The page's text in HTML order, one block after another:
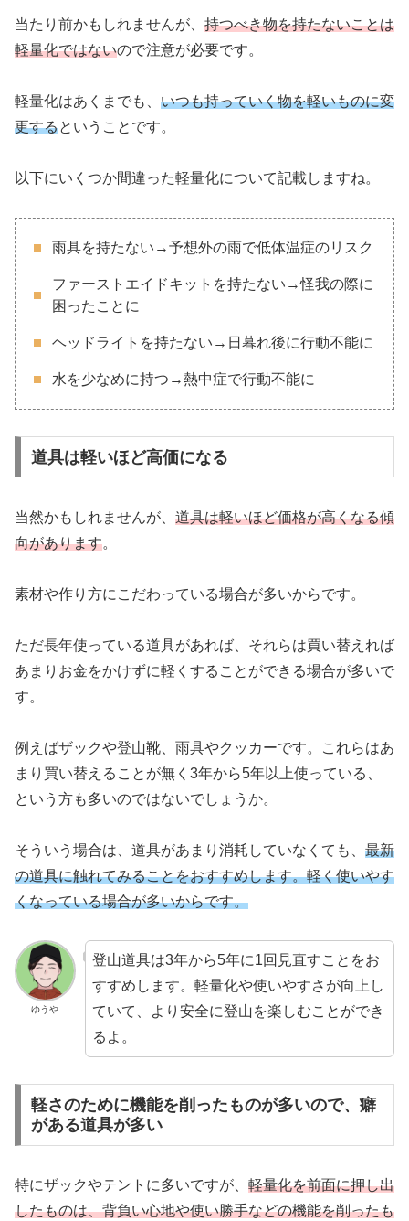
当たり前かもしれませんが、 持つべき物を持たないことは
軽量化ではないので注意が必要です。
軽量化はあくまでも、 いつも持っていく物を軽いものに変
更するということです。
以下にいくつか間違った軽量化について記載しますね。
雨具を持たない→予想外の雨で低体温症のリスク
ファーストエイドキットを持たない→怪我の際に
困ったことに
ヘッドライトを持たない→日暮れ後に行動不能に
水を少なめに持つ→熱中症で行動不能に
道具は軽いほど高価になる
当然かもしれませんが、 道具は軽いほど価格が高くなる傾
向があります。
素材や作り方にこだわっている場合が多いからです。
ただ長年使っている道具があれば、それらは買い替えれば
あまりお金をかけずに軽くすることができる場合が多いで
す。
例えばザックや登山靴、雨具やクッカーです。これらはあ
まり買い替えることが無く3年から5年以上使っている、
という方も多いのではないでしょうか。
そういう場合は、道具があまり消耗していなくても、 最新
の道具に触れてみることをおすすめします。軽く使いやす
くなっている場合が多いからです。
ゆうや
登山道具は3年から5年に1回見直すことをお
すすめします。軽量化や使いやすさが向上し
ていて、より安全に登山を楽しむことができ
るよ。
軽さのために機能を削ったものが多いので、癖
がある道具が多い
特にザックやテントに多いですが、 軽量化を前面に押し出
したものは、背負い心地や使い勝手などの機能を削ったも